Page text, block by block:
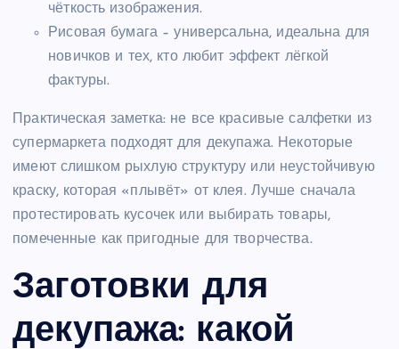
чёткость изображения.
Рисовая бумага – универсальна, идеальна для
новичков и тех, кто любит эффект лёгкой
фактуры.
Практическая заметка: не все красивые салфетки из
супермаркета подходят для декупажа. Некоторые
имеют слишком рыхлую структуру или неустойчивую
краску, которая «плывёт» от клея. Лучше сначала
протестировать кусочек или выбирать товары,
помеченные как пригодные для творчества.
Заготовки для
декупажа: какой